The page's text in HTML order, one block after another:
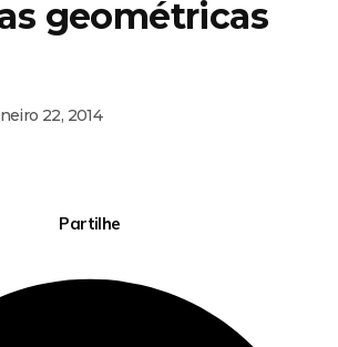
geométricas
22, 2014
Partilhe